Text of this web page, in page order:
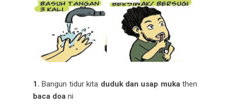
1.Bangun tidur kita duduk dan usap muka then
baca doa ni